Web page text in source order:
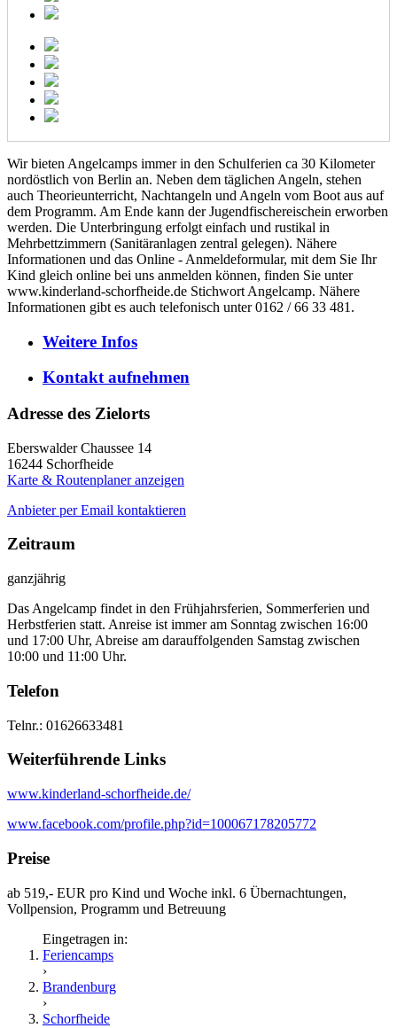
Wir bieten Angelcamps immer in den Schulferien ca 30 Kilometer
nordöstlich von Berlin an. Neben dem täglichen Angeln, stehen
auch Theorieunterricht, Nachtangeln und Angeln vom Boot aus auf
dem Programm. Am Ende kann der Jugendfischereischein erworben
werden. Die Unterbringung erfolgt einfach und rustikal in
Mehrbettzimmern (Sanitäranlagen zentral gelegen). Nähere
Informationen und das Online - Anmeldeformular, mit dem Sie Ihr
Kind gleich online bei uns anmelden können, finden Sie unter
www.kinderland-schorfheide.de Stichwort Angelcamp. Nähere
Informationen gibt es auch telefonisch unter 0162 / 66 33 481.
Weitere Infos
Kontaktaufnehmen
Adresse des Zielorts
Eberswalder Chaussee 14
16244 Schorfheide
Karte & Routenplaner anzeigen
Anbieter per Email kontaktieren
Zeitraum
ganzjährig
Das Angelcamp findet in den Frühjahrsferien, Sommerferien und
Herbstferien statt. Anreise ist immer am Sonntag zwischen 16:00
und 17:00 Uhr, Abreise am darauffolgenden Samstag zwischen
10:00 und 11:00 Uhr.
Telefon
Telnr.: 01626633481
Weiterführende Links
www.kinderland-schorfheide.de/
www.facebook.com/profile.php?id=100067178205772
Preise
ab 519,- EUR pro Kind und Woche inkl. 6 Übernachtungen,
Vollpension, Programm und Betreuung
Eingetragen in:
Feriencamps
›
Brandenburg
›
Schorfheide